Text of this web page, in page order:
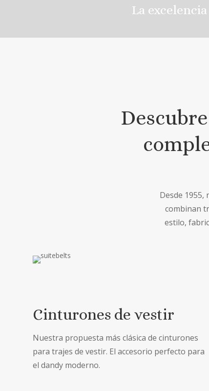
La
Desde
combinan
estilo,
Cinturones de vestir
Nuestra propuesta más clásica de cinturones
para trajes de vestir. El accesorio perfecto para
el dandy moderno.